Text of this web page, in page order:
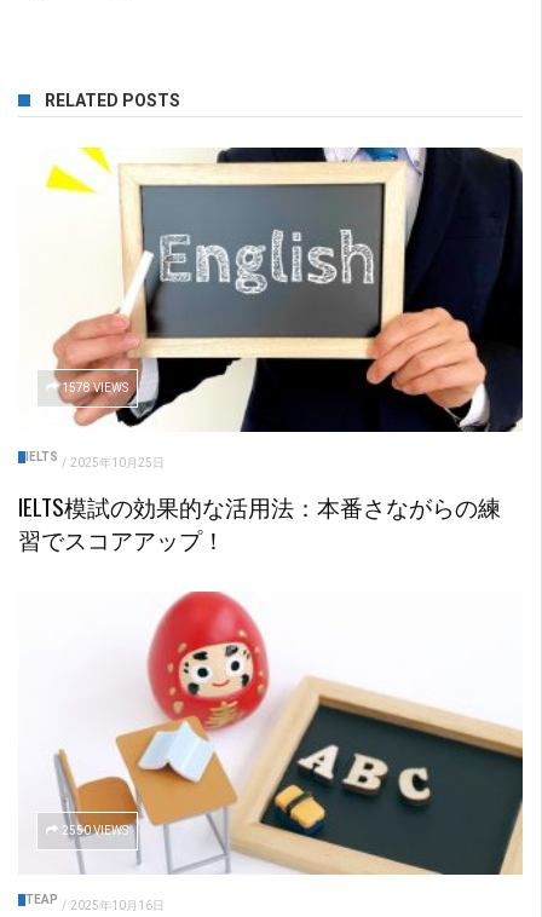
RELATED POSTS
1578 VIEWS
IELTS / 2025年10月25日
IELTS模試の効果的な活用法：本番さながらの練
習でスコアアップ！
2550 VIEWS
TEAP / 2025年10月16日